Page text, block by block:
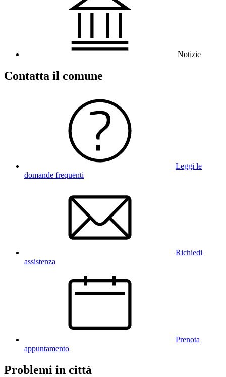
Notizie
Contatta il comune
Leggi le
domande frequenti
Richiedi
assistenza
Prenota
appuntamento
Problemi in città